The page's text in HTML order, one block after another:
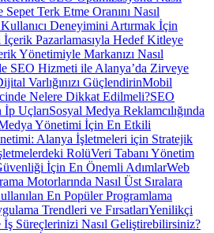
Terk Etme Oranını Nasıl
Deneyimini Artırmak İçin
Pazarlamasıyla Hedef Kitleye
Yönetimiyle Markanızı Nasıl
SEO Hizmeti ile Alanya’da Zirveye
Varlığınızı GüçlendirinMobil
Nelere Dikkat Edilmeli?SEO
İp UçlarıSosyal Medya Reklamcılığında
Yönetimi İçin En Etkili
Alanya İşletmeleri için Stratejik
RolüVeri Tabanı Yönetim
İçin En Önemli AdımlarWeb
Motorlarında Nasıl Üst Sıralara
En Popüler Programlama
Trendleri ve FırsatlarıYenilikçi
İş Süreçlerinizi Nasıl Geliştirebilirsiniz?